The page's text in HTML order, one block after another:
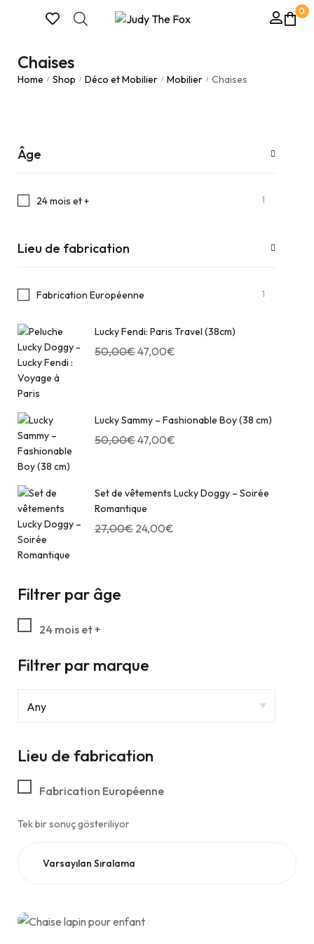
0
Chaises
Home / Shop / Déco et Mobilier / Mobilier / Chaises
Âge
24 mois et + 1
Lieu de fabrication
Fabrication Européenne 1
Lucky Fendi: Paris Travel (38cm)
50,00€47,00€
Lucky Sammy – Fashionable Boy (38 cm)
50,00€47,00€
Set de vêtements Lucky Doggy – Soirée
Romantique
27,00€ 24,00€
Filtrer par âge
24 mois et +
Filtrer par marque
Lieu de fabrication
Fabrication Européenne
Tek bir sonuç gösteriliyor